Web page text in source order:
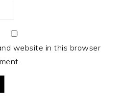
website in this browser